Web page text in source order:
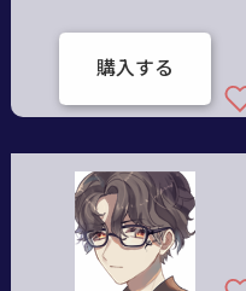
購入する